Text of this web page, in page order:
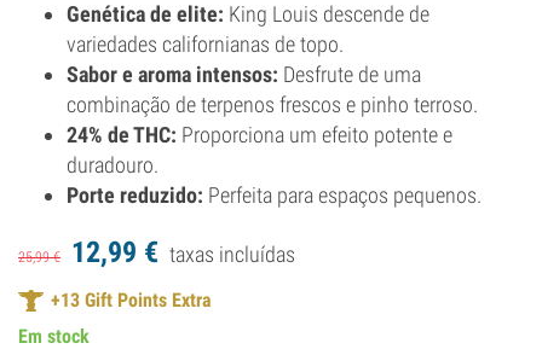
Genética de elite: King Louis descende de
variedades californianas de topo.
Sabor e aroma intensos: Desfrute de uma
combinação de terpenos frescos e pinho terroso.
24% de THC: Proporciona um efeito potente e
duradouro.
Porte reduzido: Perfeita para espaços pequenos.
25,99€ 12,99 € taxas incluídas
+13 Gift Points Extra
Em stock